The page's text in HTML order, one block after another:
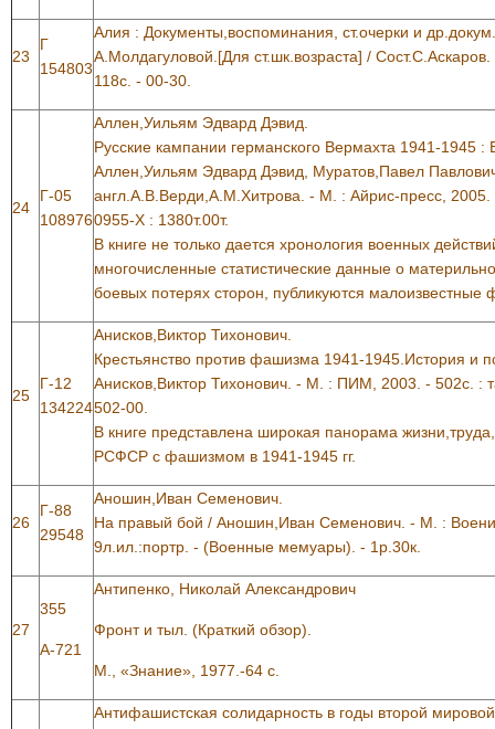
23
Г
154803
Алия : Документы,воспоминания, ст.очерки и
А.Молдагуловой.[Для ст.шк.возраста] /
118с. - 00-30.
24
Г-05
108976
Аллен,Уильям Эдвард Дэвид.
Русские кампании германского Вермахта 1941-1945 :
Аллен,Уильям Эдвард Дэвид, Муратов,Павел
англ.А.В.Верди,А.М.Хитрова. - М. : Айрис-пресс, 2005.
0955-Х : 1380т.00т.
В книге не только дается хронология военных
многочисленные статистические данные о
боевых потерях сторон, публикуются малоизвестные
25
Г-12
134224
Анисков,Виктор Тихонович.
Крестьянство против фашизма 1941-1945.История и
Анисков,Виктор Тихонович. - М. : ПИМ, 2003. - 502с. :
502-00.
В книге представлена широкая панорама
РСФСР с фашизмом в 1941-1945 гг.
26
Г-88
29548
Аношин,Иван Семенович.
На правый бой / Аношин,Иван Семенович. - М. :
9л.ил.:портр. - (Военные мемуары). - 1р.30к.
27
355
А-721
Антипенко, Николай Александрович
Фронт и тыл. (Краткий обзор).
М., «Знание», 1977.-64 с.
Антифашистская солидарность в годы второй